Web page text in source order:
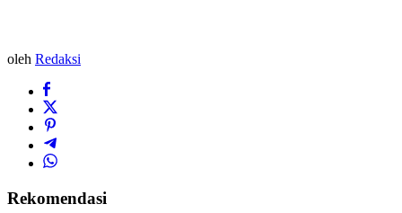
oleh Redaksi
Rekomendasi